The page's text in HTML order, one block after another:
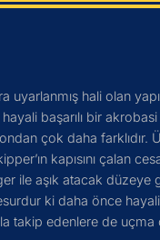
hali olan
başarılı bir akrobasi
ondan çok daha farklıdır.
kapısını çalan
ile aşık atacak düzeye
ki daha önce
takip edenlere de uçma